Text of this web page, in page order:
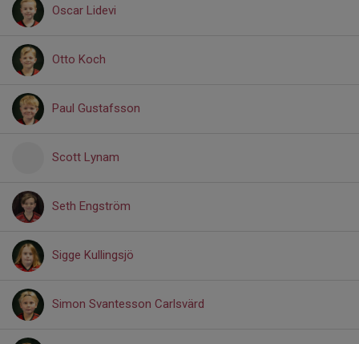
Oscar Lidevi
Otto Koch
Paul Gustafsson
Scott Lynam
Seth Engström
Sigge Kullingsjö
Simon Svantesson Carlsvärd